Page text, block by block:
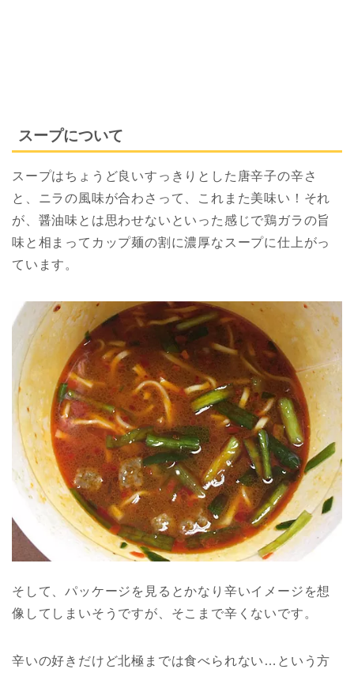
スープについて
スープはちょうど良いすっきりとした唐辛子の辛さ
と、ニラの風味が合わさって、これまた美味い！それ
が、醤油味とは思わせないといった感じで鶏ガラの旨
味と相まってカップ麺の割に濃厚なスープに仕上がっ
ています。
そして、パッケージを見るとかなり辛いイメージを想
像してしまいそうですが、そこまで辛くないです。
辛いの好きだけど北極までは食べられない…という方